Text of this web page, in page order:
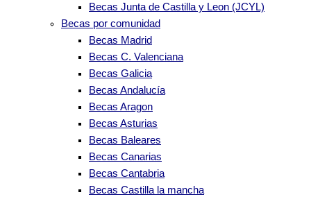
Becas Junta de Castilla y Leon (JCYL)
Becas por comunidad
Becas Madrid
Becas C. Valenciana
Becas Galicia
Becas Andalucía
Becas Aragon
Becas Asturias
Becas Baleares
Becas Canarias
Becas Cantabria
Becas Castilla la mancha